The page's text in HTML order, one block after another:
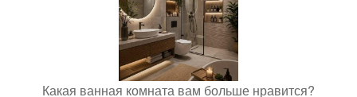
Какая ванная комната вам больше нравится?